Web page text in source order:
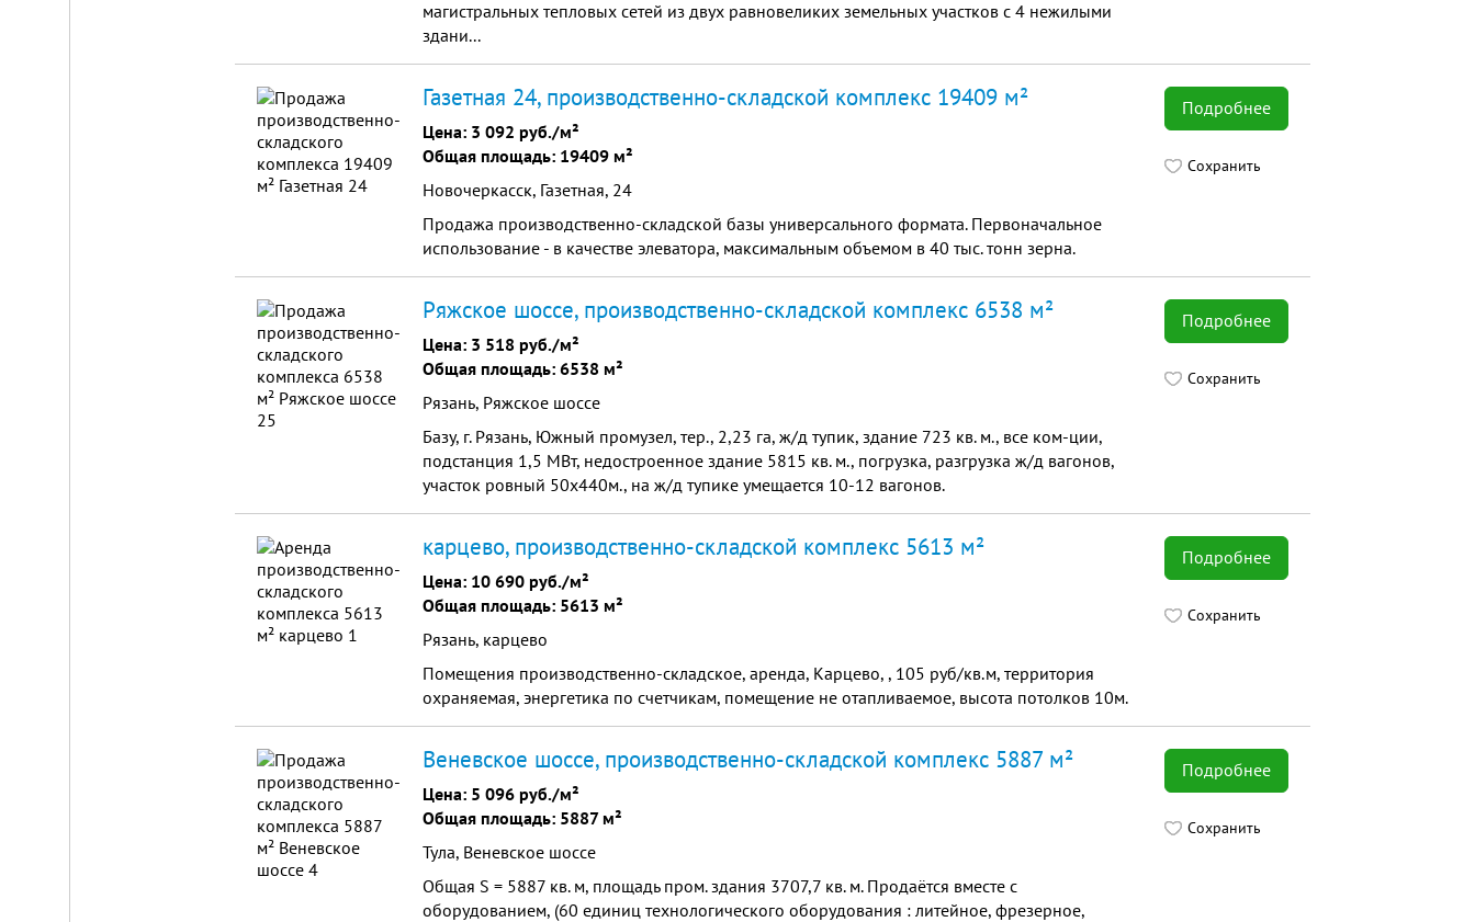
магистральных тепловых сетей из двух равновеликих земельных участков с 4 нежилыми
здани...
Подробнее
Сохранить
Газетная 24, производственно-складской комплекс 19409 м²
Цена: 3 092 руб./м²
Общая площадь: 19409 м²
Новочеркасск, Газетная, 24
Продажа производственно-складской базы универсального формата. Первоначальное
использование - в качестве элеватора, максимальным объемом в 40 тыс. тонн зерна.
Подробнее
Сохранить
Ряжское шоссе, производственно-складской комплекс 6538 м²
Цена: 3 518 руб./м²
Общая площадь: 6538 м²
Рязань, Ряжское шоссе
Базу, г. Рязань, Южный промузел, тер., 2,23 га, ж/д тупик, здание 723 кв. м., все ком-ции,
подстанция 1,5 МВт, недостроенное здание 5815 кв. м., погрузка, разгрузка ж/д вагонов,
участок ровный 50х440м., на ж/д тупике умещается 10-12 вагонов.
Подробнее
Сохранить
карцево, производственно-складской комплекс 5613 м²
Цена: 10 690 руб./м²
Общая площадь: 5613 м²
Рязань, карцево
Помещения производственно-складское, аренда, Карцево, , 105 руб/кв.м, территория
охраняемая, энергетика по счетчикам, помещение не отапливаемое, высота потолков 10м.
Подробнее
Сохранить
Веневское шоссе, производственно-складской комплекс 5887 м²
Цена: 5 096 руб./м²
Общая площадь: 5887 м²
Тула, Веневское шоссе
Общая S = 5887 кв. м, площадь пром. здания 3707,7 кв. м. Продаётся вместе с
оборудованием, (60 единиц технологического оборудования : литейное, фрезерное,